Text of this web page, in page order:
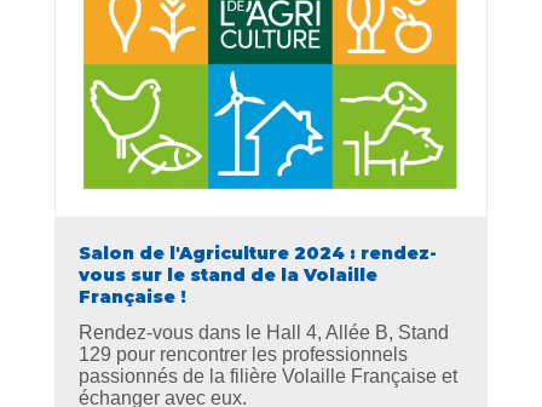
Salon de l'Agriculture 2024 : rendez-
vous sur le stand de la Volaille
Française !
Rendez-vous dans le Hall 4, Allée B, Stand
129 pour rencontrer les professionnels
passionnés de la filière Volaille Française et
échanger avec eux.